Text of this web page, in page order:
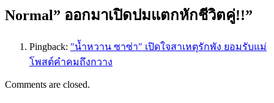
Normal” ออกมาเปิดปมแตกหักชีวิตคู่!!”
Pingback: "น้ำหวาน ซาซ่า" เปิดใจสาเหตุรักพัง ยอมรับแม่
โพสต์คำคมถึงกวาง
Comments are closed.